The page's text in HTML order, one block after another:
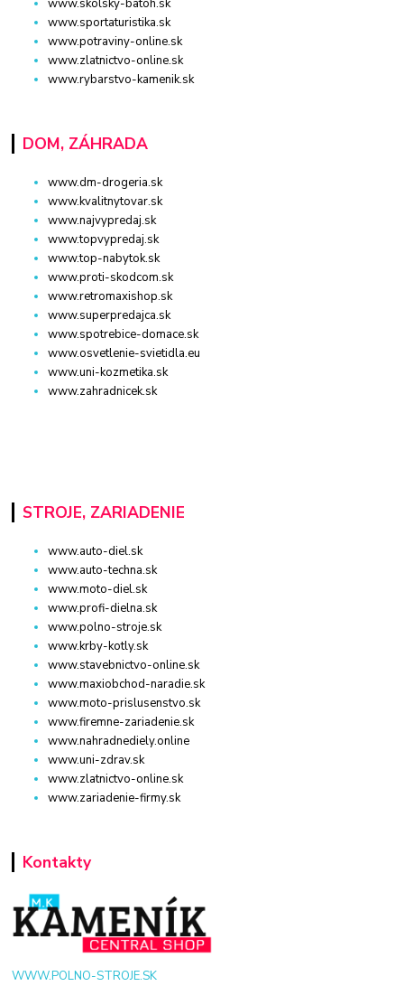
www.skolsky-batoh.sk
www.sportaturistika.sk
www.potraviny-online.sk
www.zlatnictvo-online.sk
www.rybarstvo-kamenik.sk
DOM, ZÁHRADA
www.dm-drogeria.sk
www.kvalitnytovar.sk
www.najvypredaj.sk
www.topvypredaj.sk
www.top-nabytok.sk
www.proti-skodcom.sk
www.retromaxishop.sk
www.superpredajca.sk
www.spotrebice-domace.sk
www.osvetlenie-svietidla.eu
www.uni-kozmetika.sk
www.zahradnicek.sk
STROJE, ZARIADENIE
www.auto-diel.sk
www.auto-techna.sk
www.moto-diel.sk
www.profi-dielna.sk
www.polno-stroje.sk
www.krby-kotly.sk
www.stavebnictvo-online.sk
www.maxiobchod-naradie.sk
www.moto-prislusenstvo.sk
www.firemne-zariadenie.sk
www.nahradnediely.online
www.uni-zdrav.sk
www.zlatnictvo-online.sk
www.zariadenie-firmy.sk
Kontakty
WWW.POLNO-STROJE.SK